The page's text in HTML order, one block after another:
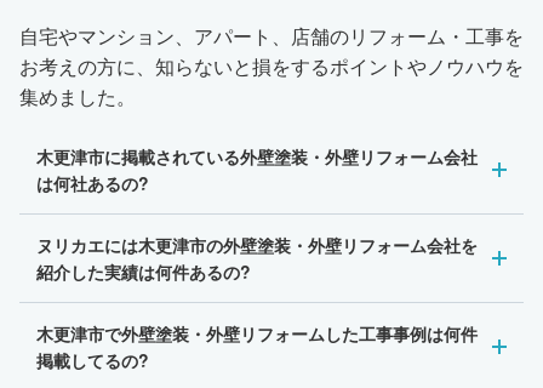
自宅やマンション、アパート、店舗のリフォーム・工事を
お考えの方に、知らないと損をするポイントやノウハウを
集めました。
木更津市に掲載されている外壁塗装・外壁リフォーム会社
は何社あるの?
ヌリカエには木更津市の外壁塗装・外壁リフォーム会社を
紹介した実績は何件あるの?
木更津市で外壁塗装・外壁リフォームした工事事例は何件
掲載してるの?